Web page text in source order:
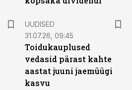
UUDISED
31.07.26, 09:45
Toidukauplused
vedasid pärast kahte
aastat juuni jaemüügi
kasvu